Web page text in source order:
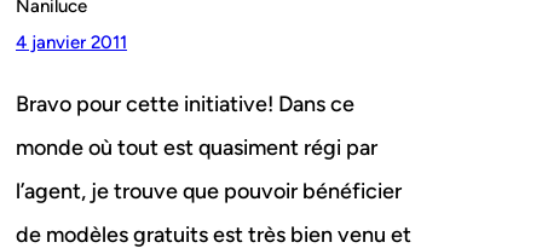
Naniluce
4 janvier 2011
Bravo pour cette initiative! Dans ce
monde où tout est quasiment régi par
l’agent, je trouve que pouvoir bénéficier
de modèles gratuits est très bien venu et